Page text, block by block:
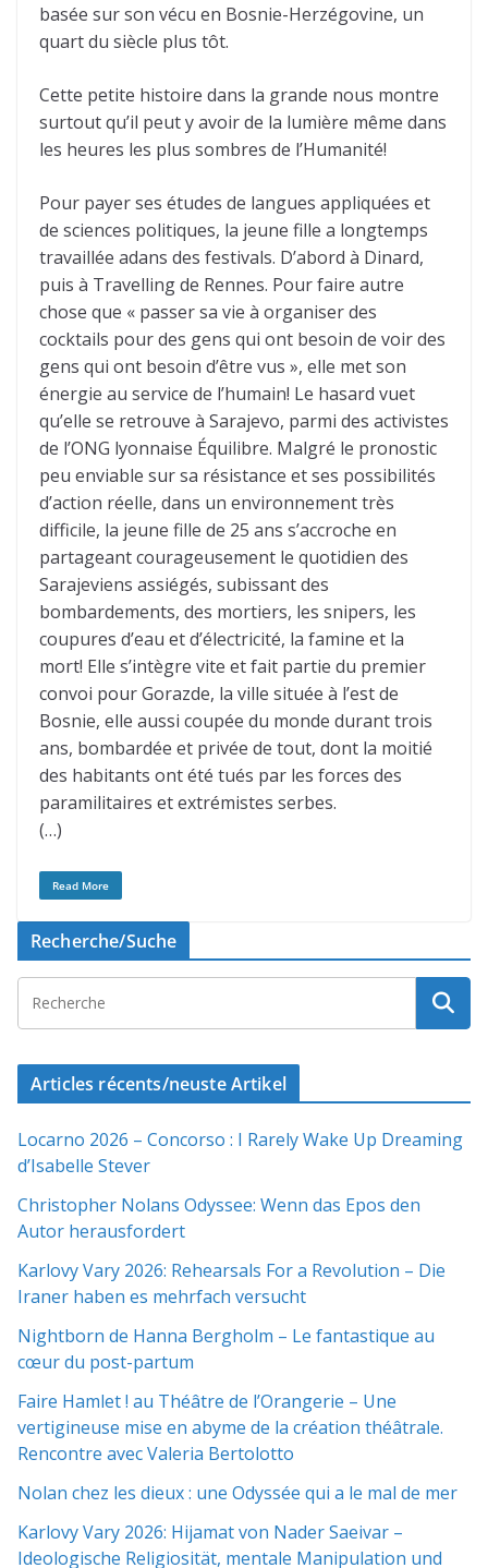
basée sur son vécu en Bosnie-Herzégovine, un
quart du siècle plus tôt.
Cette petite histoire dans la grande nous montre
surtout qu’il peut y avoir de la lumière même dans
les heures les plus sombres de l’Humanité!
Pour payer ses études de langues appliquées et
de sciences politiques, la jeune fille a longtemps
travaillée adans des festivals. D’abord à Dinard,
puis à Travelling de Rennes. Pour faire autre
chose que « passer sa vie à organiser des
cocktails pour des gens qui ont besoin de voir des
gens qui ont besoin d’être vus », elle met son
énergie au service de l’humain! Le hasard vuet
qu’elle se retrouve à Sarajevo, parmi des activistes
de l’ONG lyonnaise Équilibre. Malgré le pronostic
peu enviable sur sa résistance et ses possibilités
d’action réelle, dans un environnement très
difficile, la jeune fille de 25 ans s’accroche en
partageant courageusement le quotidien des
Sarajeviens assiégés, subissant des
bombardements, des mortiers, les snipers, les
coupures d’eau et d’électricité, la famine et la
mort! Elle s’intègre vite et fait partie du premier
convoi pour Gorazde, la ville située à l’est de
Bosnie, elle aussi coupée du monde durant trois
ans, bombardée et privée de tout, dont la moitié
des habitants ont été tués par les forces des
paramilitaires et extrémistes serbes.
(…)
Read More
Recherche/Suche
Articles récents/neuste Artikel
Locarno 2026 – Concorso : I Rarely Wake Up Dreaming
d’Isabelle Stever
Christopher Nolans Odyssee: Wenn das Epos den
Autor herausfordert
Karlovy Vary 2026: Rehearsals For a Revolution – Die
Iraner haben es mehrfach versucht
Nightborn de Hanna Bergholm – Le fantastique au
cœur du post-partum
Faire Hamlet ! au Théâtre de l’Orangerie – Une
vertigineuse mise en abyme de la création théâtrale.
Rencontre avec Valeria Bertolotto
Nolan chez les dieux : une Odyssée qui a le mal de mer
Karlovy Vary 2026: Hijamat von Nader Saeivar​​ –
Ideologische Religiosität, mentale Manipulation und